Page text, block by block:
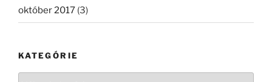
október 2017 (3)
KATEGÓRIE